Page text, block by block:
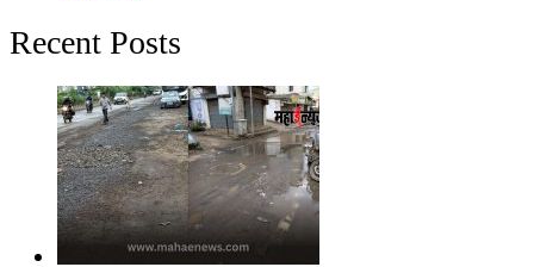
Recent Posts